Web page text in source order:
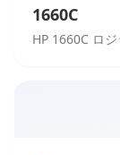
1660C
HP 1660C ロ